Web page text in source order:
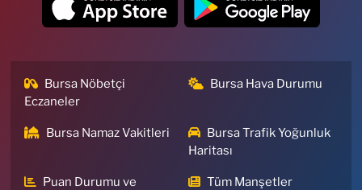
Bursa Nöbetçi
Eczaneler
Bursa Hava Durumu
Bursa Namaz Vakitleri
Bursa Trafik Yoğunluk
Haritası
Puan Durumu ve
Tüm Manşetler